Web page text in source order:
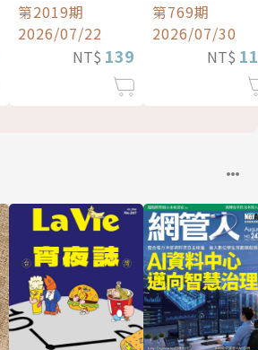
第2019期
2026/07/22
NT$ 139
第769期
2026/07/30
NT$